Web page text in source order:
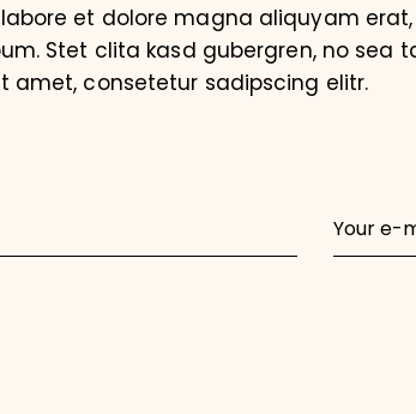
et dolore magna aliquyam
Stet clita kasd gubergren, no sea
amet, consetetur sadipscing elitr.